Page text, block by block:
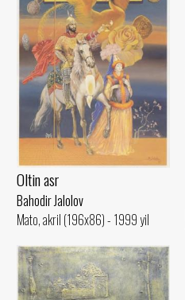
Oltin asr
Bahodir Jalolov
Mato, akril (196x86) - 1999 yil